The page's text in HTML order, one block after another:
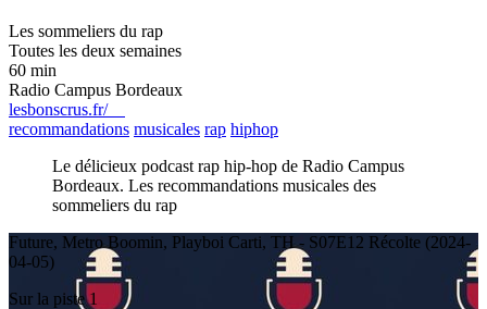
Les sommeliers du rap
Toutes les deux semaines
60 min
Radio Campus Bordeaux
lesbonscrus.fr/
recommandations musicales rap hiphop
Le délicieux podcast rap hip-hop de Radio Campus
Bordeaux. Les recommandations musicales des
sommeliers du rap
Future, Metro Boomin, Playboi Carti, TH - S07E12 Récolte (2024-
04-05)
Sur la piste 1